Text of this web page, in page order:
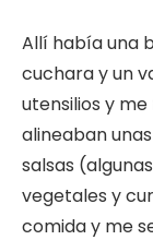
Allí había una
cuchara y un
utensilios y
alineaban
salsas
vegetales y
comida y me